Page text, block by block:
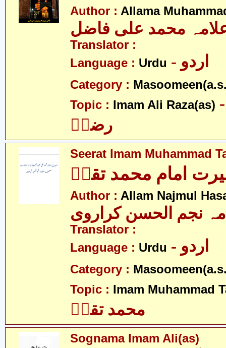
Author : Allama
محمد علی فاضل
Translator :
Language : Urdu - اردو
Category :
Topic : Imam Ali Raza(as) علی
رضاؑ
Seerat Imam Muhammad
امام محمد تقیؑ
Author : Allam Najmul
نجم الحسن کراروی
Translator :
Language : Urdu - اردو
Category :
Topic : Imam Muhammad
محمد تقیؑ
Sognama Imam Ali(as)